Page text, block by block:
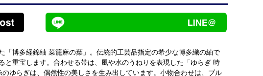
「博多経錦紬 菜籠麻の葉」。伝統的工芸品指定の希少な博多織の紬で
と重宝します。合わせる帯は、風や水のうねりを表現した「ゆらぎ 時
ゆらぎは、偶然性の美しさを生み出しています。小物合わせは、ブル